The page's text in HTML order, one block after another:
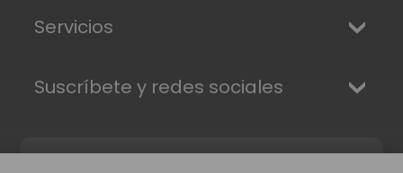
Servicios
Suscríbete y redes sociales